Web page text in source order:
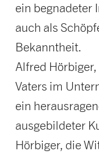
ein begnadeter
auch als
Bekanntheit.
Alfred
Vaters im
ein
ausgebildeter
Hörbiger, die